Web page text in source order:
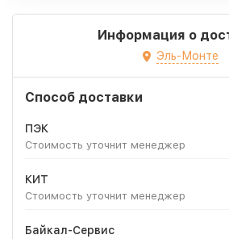
Информация о
Эль-Монте
Способ доставки
ПЭК
Стоимость уточнит менеджер
КИТ
Стоимость уточнит менеджер
Байкал-Сервис